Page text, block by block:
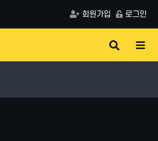
회원가입 로그인
검
색
버
메
버